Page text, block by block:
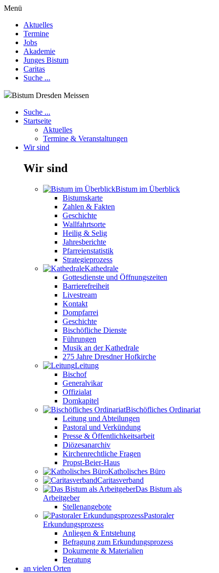
Menü
Aktuelles
Termine
Jobs
Akademie
Junges Bistum
Caritas
Suche ...
Bistum Dresden Meissen
Suche ...
Startseite
Aktuelles
Termine & Veranstaltungen
Wir sind
Wir sind
Bistum im Überblick
Bistumskarte
Zahlen & Fakten
Geschichte
Wallfahrtsorte
Heilig & Selig
Jahresberichte
Pfarreienstatistik
Strategieprozess
Kathedrale
Gottesdienste und Öffnungszeiten
Barrierefreiheit
Livestream
Kontakt
Dompfarrei
Geschichte
Bischöfliche Dienste
Führungen
Musik an der Kathedrale
275 Jahre Dresdner Hofkirche
Leitung
Bischof
Generalvikar
Offizialat
Domkapitel
Bischöfliches Ordinariat
Leitung und Abteilungen
Pastoral und Verkündung
Presse & Öffentlichkeitsarbeit
Diözesanarchiv
Kirchenrechtliche Fragen
Propst-Beier-Haus
Katholisches Büro
Caritasverband
Das Bistum als
Arbeitgeber
Stellenangebote
Pastoraler
Erkundungsprozess
Anliegen & Entstehung
Befragung zum Erkundungsprozess
Dokumente & Materialien
Beratung
an vielen Orten